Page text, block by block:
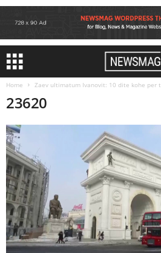
Home Zaev ultimatum Ivanovit: 10 dite kohe per
23620